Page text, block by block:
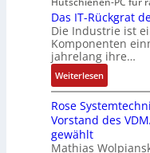
n
t
w
i
c
k
l
u
n
b
e
i
t
s
k
r
ä
f
t
n
d
i
e
r
t
i
m
M
a
s
c
h
i
n
e
l
o
s
e
M
u
l
t
r
b
e
s
s
e
r
t
Das IT-Rückgrat
Die Industrie ist
Komponenten
jahrelang ihre…
Weiterlesen:
D
a
s
T
Rose
Vorstand des
gewählt
Mathias